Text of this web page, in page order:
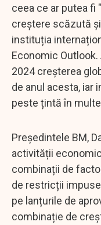
ceea ce ar putea fi
creștere scăzută
instituția
Economic
2024 creșterea
de anul acesta, iar
peste țintă în
Președintele BM,
activității
combinații de
de restricții
pe lanțurile de
combinație de